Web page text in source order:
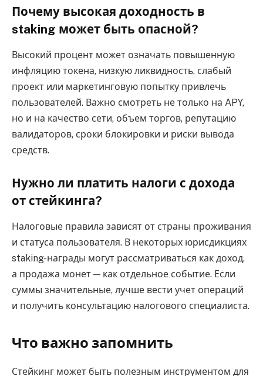
Почему высокая доходность в
staking может быть опасной?
Высокий процент может означать повышенную
инфляцию токена, низкую ликвидность, слабый
проект или маркетинговую попытку привлечь
пользователей. Важно смотреть не только на APY,
но и на качество сети, объем торгов, репутацию
валидаторов, сроки блокировки и риски вывода
средств.
Нужно ли платить налоги с дохода
от стейкинга?
Налоговые правила зависят от страны проживания
и статуса пользователя. В некоторых юрисдикциях
staking-награды могут рассматриваться как доход,
а продажа монет — как отдельное событие. Если
суммы значительные, лучше вести учет операций
и получить консультацию налогового специалиста.
Что важно запомнить
Стейкинг может быть полезным инструментом для